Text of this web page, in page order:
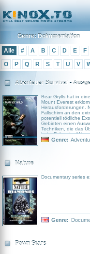
Home
Genre: Dokumentation
Alle # A B C D E F
O
P Q R S T U V
Abenteuer Survival -
Bear Grylls hat in
Mount Everest
Herausforderungen.
Fallschirm an den
potentiell tödliche
Gebieten einen
Techniken, die das
jeder Folge der
der Wildnis”,
Genre:
Nature
Documentary series
Genre:
Pawn Stars